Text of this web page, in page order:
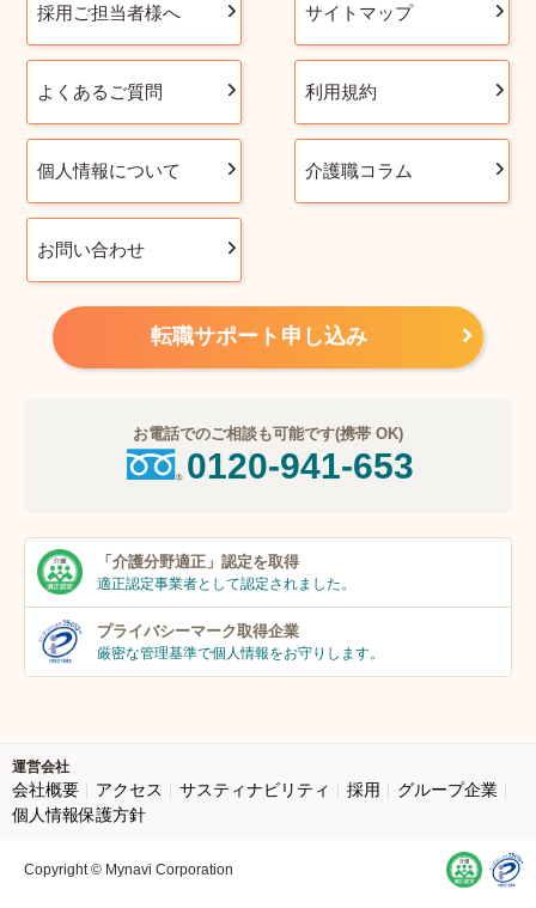
採用ご担当者様へ サイトマップ
よくあるご質問 利用規約
個人情報について 介護職コラム
お問い合わせ
転職サポート申し込み
お電話でのご相談も可能です(携帯 OK)
0120-941-653
「介護分野適正」 認定を取得
適正認定事業者として認定されました。
プライバシーマーク取得企業
厳密な管理基準で個人情報をお守りします。
運営会社
会社概要 アクセス サスティナビリティ 採用
グループ企業
個人情報保護方針
Copyright © Mynavi Corporation